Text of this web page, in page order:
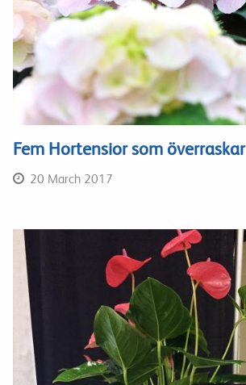
Fem Hortensior som överraskar
20 March 2017